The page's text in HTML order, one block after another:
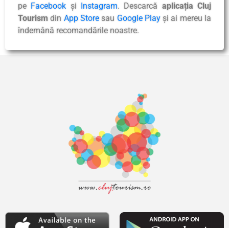
pe Facebook și Instagram. Descarcă aplicația Cluj
Tourism din App Storesau Google Playși ai mereu la
îndemână recomandările noastre.